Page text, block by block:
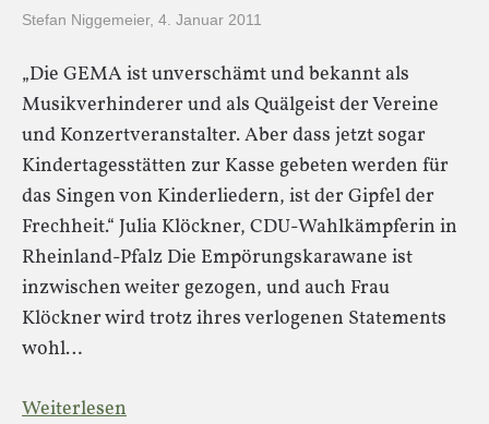
Stefan Niggemeier, 4. Januar 2011
„Die GEMA ist unverschämt und bekannt als
Musikverhinderer und als Quälgeist der Vereine
und Konzertveranstalter. Aber dass jetzt sogar
Kindertagesstätten zur Kasse gebeten werden für
das Singen von Kinderliedern, ist der Gipfel der
Frechheit.“ Julia Klöckner, CDU-Wahlkämpferin in
Rheinland-Pfalz Die Empörungskarawane ist
inzwischen weiter gezogen, und auch Frau
Klöckner wird trotz ihres verlogenen Statements
wohl…
Weiterlesen